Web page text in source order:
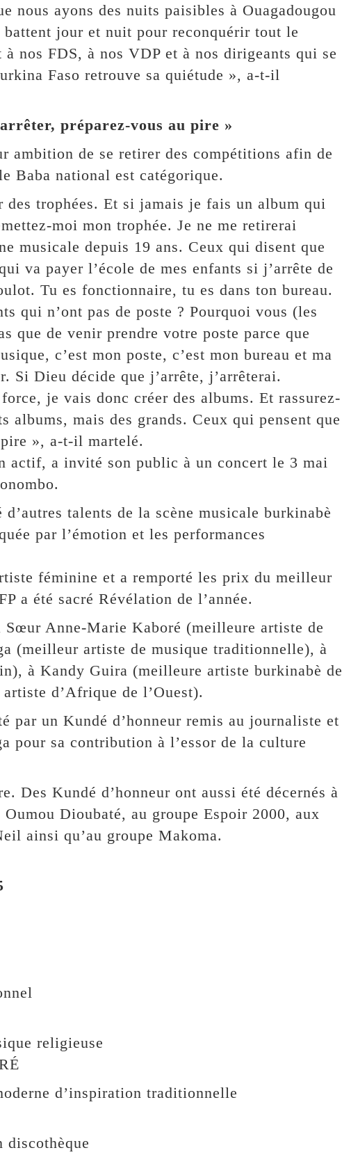
nous ayons des nuits paisibles à Ouagadougou
jour et nuit pour reconquérir tout le
nos FDS, à nos VDP et à nos dirigeants qui se
Faso retrouve sa quiétude », a-t-il
préparez-vous au pire »
ambition de se retirer des compétitions afin de
Baba national est catégorique.
des trophées. Et si jamais je fais un album qui
moi mon trophée. Je ne me retirerai
musicale depuis 19 ans. Ceux qui disent que
va payer l’école de mes enfants si j’arrête de
Tu es fonctionnaire, tu es dans ton bureau.
qui n’ont pas de poste ? Pourquoi vous (les
que de venir prendre votre poste parce que
c’est mon poste, c’est mon bureau et ma
Si Dieu décide que j’arrête, j’arrêterai.
je vais donc créer des albums. Et rassurez-
albums, mais des grands. Ceux qui pensent que
», a-t-il martelé.
actif, a invité son public à un concert le 3 mai
d’autres talents de la scène musicale burkinabè
par l’émotion et les performances
féminine et a remporté les prix du meilleur
a été sacré Révélation de l’année.
Sœur Anne-Marie Kaboré (meilleure artiste de
(meilleur artiste de musique traditionnelle), à
à Kandy Guira (meilleure artiste burkinabè de
d’Afrique de l’Ouest).
par un Kundé d’honneur remis au journaliste et
pour sa contribution à l’essor de la culture
Des Kundé d’honneur ont aussi été décernés à
Dioubaté, au groupe Espoir 2000, aux
ainsi qu’au groupe Makoma.
religieuse
d’inspiration traditionnelle
discothèque